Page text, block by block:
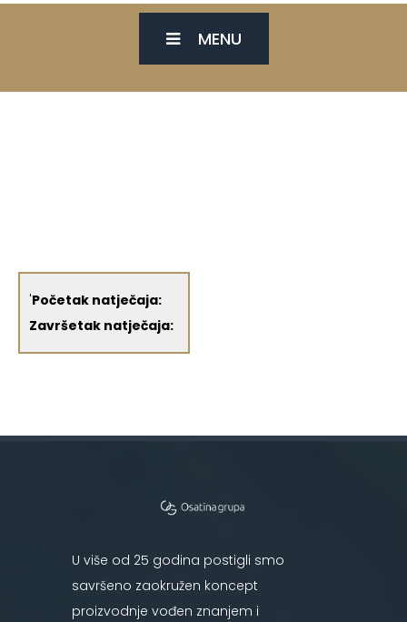
MENU
'Početak natječaja:
Završetak natječaja:
U više od 25 godina postigli smo
savršeno zaokružen koncept
proizvodnje vođen znanjem i